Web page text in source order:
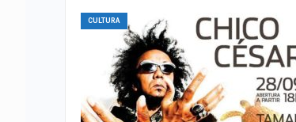
CULTURA